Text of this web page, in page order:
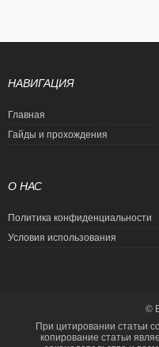
НАВИГАЦИЯ
Главная
Гайды и прохождения
О НАС
Политика конфиденциальности
Условия использования
©
При цитировании статьи
копирование статьи